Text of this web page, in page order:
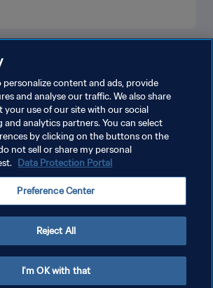
All rights reserved.
personalize content and ads, provide
and analyse our traffic. We also share
use of our site with our social
and analytics partners. You can select
by clicking on the buttons on the
not sell or share my personal
Data Protection Portal
Preference Center
Reject All
I'm OK with that